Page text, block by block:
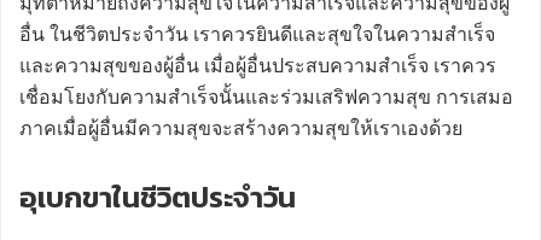
อื่น ในชีวิตประจำวัน เราควรยินดีและสุขใจในความสำเร็จ
และความสุขของผู้อื่น เมื่อผู้อื่นประสบความสำเร็จ เราควร
เชื่อมโยงกับความสำเร็จนั้นและร่วมเสริฟความสุข การเสมอ
ภาคเมื่อผู้อื่นมีความสุขจะสร้างความสุขให้เราเองด้วย
อุเบกขาในชีวิตประจำวัน